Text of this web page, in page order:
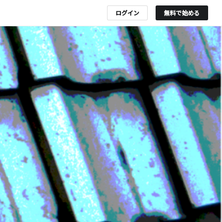
ログイン 無料で始める